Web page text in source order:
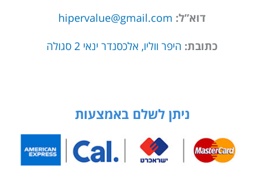
דוא”ל: hipervalue@gmail.com
כתובת: היפר ווליו, אלכסנדר ינאי 2 סגולה
ניתן לשלם באמצעות